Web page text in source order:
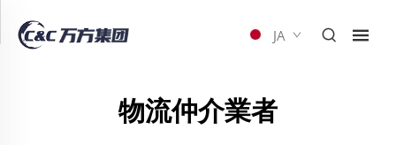
JA
物流仲介業者